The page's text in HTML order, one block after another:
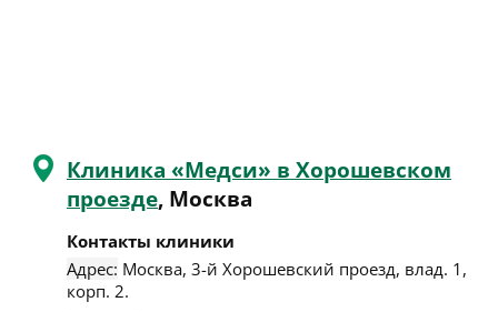
Клиника «Медси» в Хорошевском
проезде, Москва
Контакты клиники
Адрес: Москва, 3-й Хорошевский проезд, влад. 1,
корп. 2.